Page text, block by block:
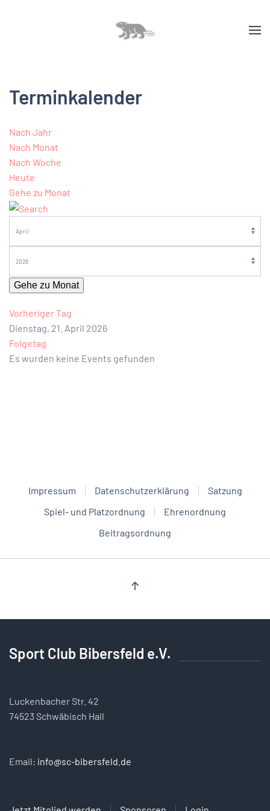
Terminkalender
Nach Jahr
Nach Monat
Nach Woche
Heute
Gehe zu Monat
Gehe zu Monat
Vorheriger Tag
Dienstag, 21. April 2026
Folgetag
Es wurden keine Events gefunden
Impressum Datenschutzerklärung
Satzung
Spiel- und Platzordnung
Ehrenordnung
Beitragsordnung
Sport Club Bibersfeld e.V.
Luckenbacher Str. 42
74523 Schwäbisch Hall
Email: info@sc-bibersfeld.de